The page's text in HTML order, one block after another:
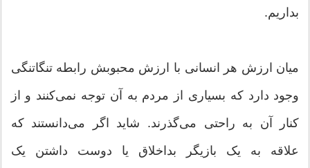
بداریم.
میان ارزش هر انسانی با ارزش محبوبش رابطه تنگاتنگی
وجود دارد که بسیاری از مردم به آن توجه نمی‌کنند و از
کنار آن به راحتی می‌گذرند. شاید اگر می‌دانستند که
علاقه به یک بازیگر بداخلاق یا دوست داشتن یک